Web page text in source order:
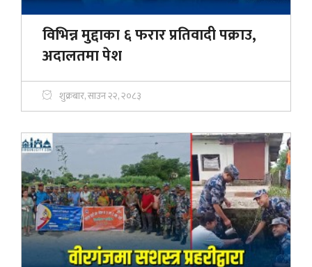
विभिन्न मुद्दाका ६ फरार प्रतिवादी पक्राउ,
अदालतमा पेश
शुक्रबार, साउन २२, २०८३